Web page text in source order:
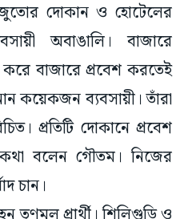
দোকান ও হোটেলের
অবাঙালি। বাজারে
বাজারে প্রবেশ করতেই
কয়েকজন ব্যবসায়ী। তাঁরা
প্রতিটি দোকানে প্রবেশ
কথা বলেন গৌতম। নিজের
চান।